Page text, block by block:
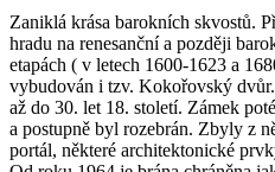
Zaniklá krása barokních skvostů.
hradu na renesanční a později
etapách ( v letech 1600-1623 a
vybudován i tzv. Kokořovský
až do 30. let 18. století. Zámek
a postupně byl rozebrán. Zbyly z
portál, některé architektonické